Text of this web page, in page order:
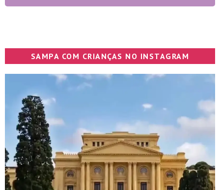
SAMPA COM CRIANÇAS NO INSTAGRAM